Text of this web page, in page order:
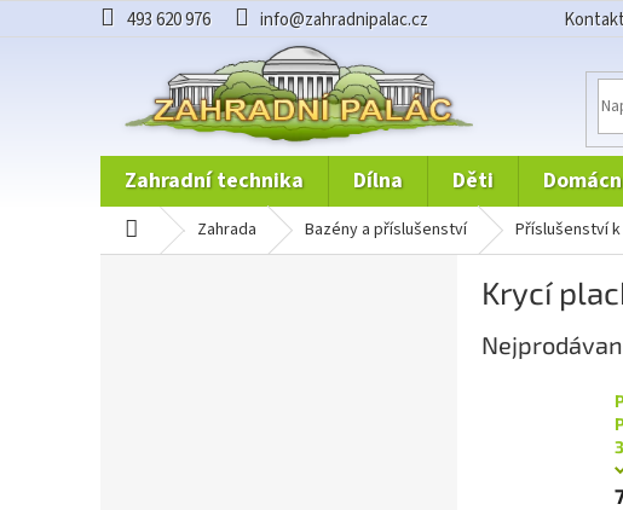
na
493 620 976 info@zahradnipalac.cz
zahradní technika dílna děti
domů zahrada bazény a příslušenství příslušenství
Krycí